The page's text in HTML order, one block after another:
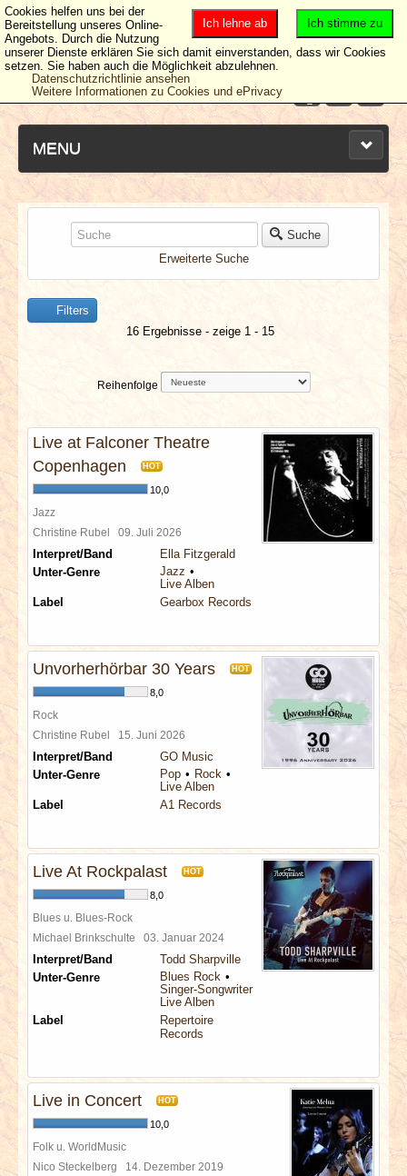
MENU
NEUESTE ARTIKEL
NEWS & DATES
BERICHTE
SPECIALS
REDAKTION
LINKS
ARCHIV
Suche
Erweiterte Suche
Filters
16 Ergebnisse - zeige 1 - 15
Reihenfolge
Live at Falconer Theatre
Copenhagen
HOT
10,0
Jazz
Christine Rubel 09. Juli 2026
Interpret/Band
Ella Fitzgerald
Unter-Genre
Jazz
Live Alben
Label
Gearbox Records
Unvorherhörbar 30 Years HOT
8,0
Rock
Christine Rubel 15. Juni 2026
Interpret/Band
GO Music
Unter-Genre
Pop
Rock
Live Alben
Label
A1 Records
Live At Rockpalast HOT
8,0
Blues u. Blues-Rock
Michael Brinkschulte 03. Januar 2024
Interpret/Band
Todd Sharpville
Unter-Genre
Blues Rock
Singer-Songwriter
Live Alben
Label
Repertoire
Records
Live in Concert HOT
10,0
Folk u. WorldMusic
Nico Steckelberg 14. Dezember 2019
Ich stimme zu
Ich lehne ab
Cookies helfen uns bei der
Bereitstellung unseres Online-
Angebots. Durch die Nutzung
unserer Dienste erklären Sie sich damit einverstanden, dass wir Cookies
setzen. Sie haben auch die Möglichkeit abzulehnen.
Datenschutzrichtlinie ansehen
Weitere Informationen zu Cookies und ePrivacy